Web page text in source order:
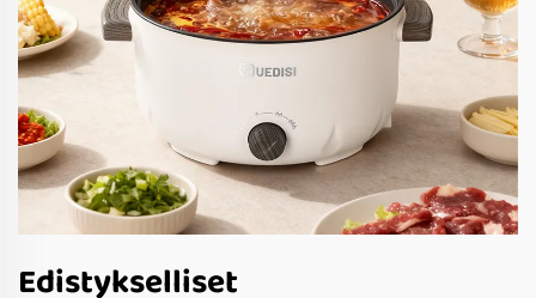
Edistykselliset